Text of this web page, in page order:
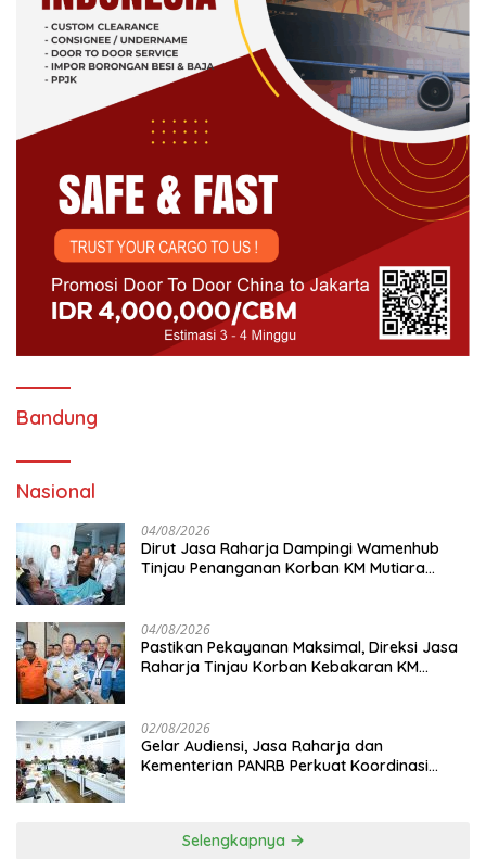
Bandung
Nasional
04/08/2026
Dirut Jasa Raharja Dampingi Wamenhub
Tinjau Penanganan Korban KM Mutiara
04/08/2026
Pastikan Pekayanan Maksimal, Direksi Jasa
Raharja Tinjau Korban Kebakaran KM
02/08/2026
Gelar Audiensi, Jasa Raharja dan
Kementerian PANRB Perkuat Koordinasi
Selengkapnya